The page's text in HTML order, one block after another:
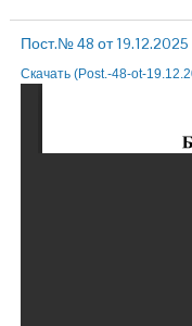
Пост.№ 48 от
Скачать (Post.-48-ot-